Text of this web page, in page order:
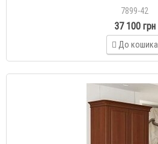
7899-42
37 100 грн
До кошика